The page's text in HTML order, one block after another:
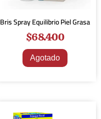
Bris Spray Equilibrio Piel Grasa
$68.400
Agotado